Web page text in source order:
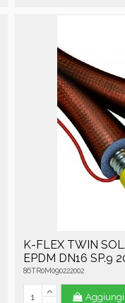
K-FLEX TWIN
EPDM DN16 SP.9
86TR0M090222002